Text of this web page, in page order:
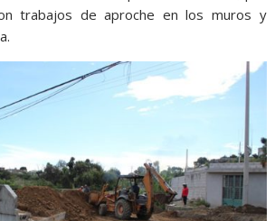
trabajos de aproche en los muros y